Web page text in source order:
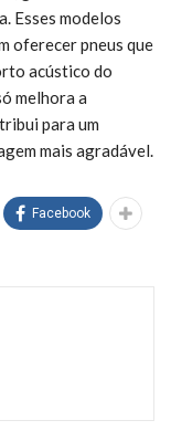
Esses modelos
oferecer pneus que
acústico do
melhora a
para um
mais agradável.
Facebook